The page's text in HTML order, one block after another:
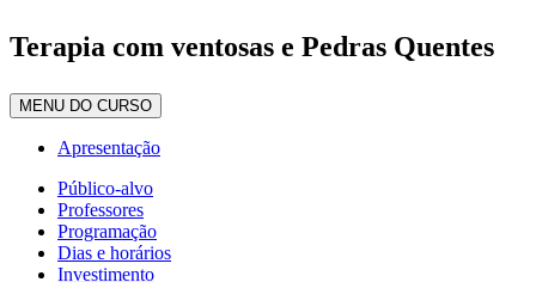
Terapia com ventosas e Pedras Quentes
MENU DO CURSO
Apresentação
Público-alvo
Professores
Programação
Dias e horários
Investimento